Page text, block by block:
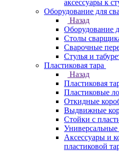
аксессуары к
Оборудование для
Назад
Оборудование
Столы
Сварочные
Стулья и
Пластиковая тара
Назад
Пластиковая
Пластиковые
Откидные
Выдвижные
Стойки с
Аксессуары и
пластиковой